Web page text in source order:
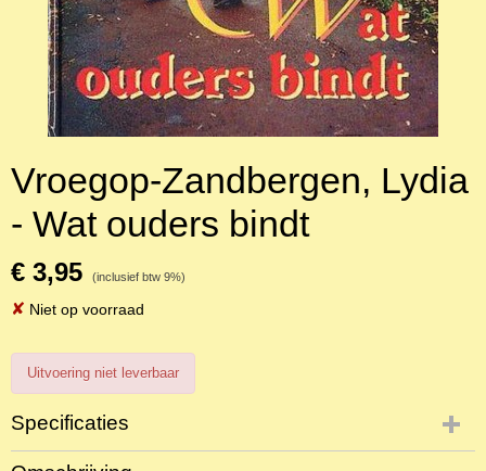
Vroegop-Zandbergen, Lydia
- Wat ouders bindt
€ 3,95 (inclusief btw 9%)
✘ Niet op voorraad
Uitvoering niet leverbaar
Specificaties
Productcode